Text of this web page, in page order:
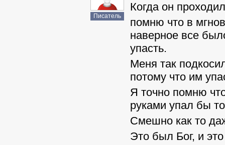
Писатель
Когда он
помню что в
наверное все
упасть.
Меня так
потому что им
Я точно помню
руками упал бы
Смешно как то
Это был Бог, и